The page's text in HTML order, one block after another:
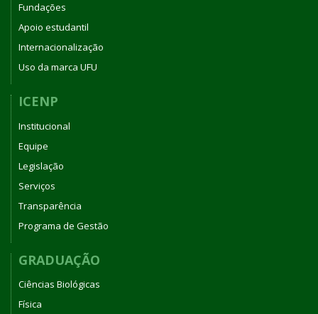
Fundações
Apoio estudantil
Internacionalização
Uso da marca UFU
ICENP
Institucional
Equipe
Legislação
Serviços
Transparência
Programa de Gestão
GRADUAÇÃO
Ciências Biológicas
Física